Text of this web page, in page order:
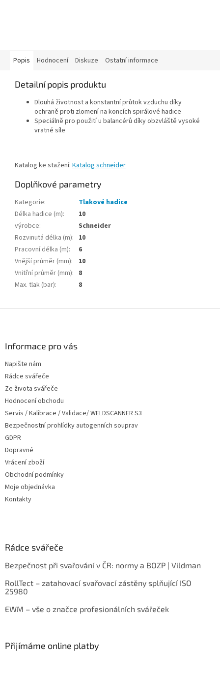
Popis Hodnocení Diskuze Ostatní informace
Detailní popis produktu
Dlouhá životnost a konstantní průtok vzduchu díky
ochraně proti zlomení na koncích spirálové hadice
Speciálně pro použití u balancérů díky obzvláště vysoké
vratné síle
Katalog ke stažení: Katalog schneider
Doplňkové parametry
Kategorie:
Tlakové hadice
Délka hadice (m):
10
výrobce:
Schneider
Rozvinutá délka (m): 10
Pracovní délka (m):
6
Vnější průměr (mm):
10
Vnitřní průměr (mm): 8
Max. tlak (bar): 8
Informace pro vás
Napište nám
Rádce svářeče
Ze života svářeče
Hodnocení obchodu
Servis / Kalibrace / Validace/ WELDSCANNER S3
Bezpečnostní prohlídky autogenních souprav
GDPR
Dopravné
Vrácení zboží
Obchodní podmínky
Moje objednávka
Kontakty
Rádce svářeče
Bezpečnost při svařování v ČR: normy a BOZP | Vildman
RollTect – zatahovací svařovací zástěny splňující ISO
25980
EWM – vše o značce profesionálních svářeček
Přijímáme online platby